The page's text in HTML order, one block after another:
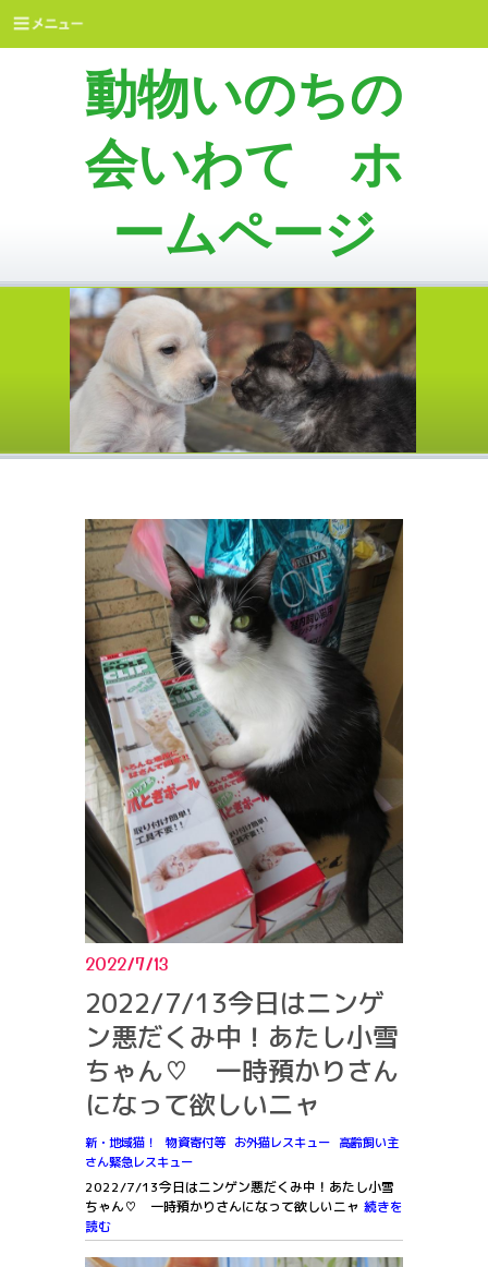
動物いのちの
会いわて ホ
ームページ
2022/7/13
2022/7/13今日はニンゲ
ン悪だくみ中！あたし小雪
ちゃん♡ 一時預かりさん
になって欲しいニャ
新・地域猫！ 物資寄付等 お外猫レスキュー 高齢飼い主
さん緊急レスキュー
2022/7/13今日はニンゲン悪だくみ中！あたし小雪
ちゃん♡ 一時預かりさんになって欲しいニャ 続きを
読む